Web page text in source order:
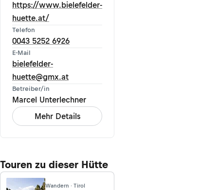
https://www.bielefelder-
huette.at/
Telefon
0043 5252 6926
E-Mail
bielefelder-
huette@gmx.at
Betreiber/in
Marcel Unterlechner
Mehr Details
Touren zu dieser Hütte
Wandern · Tirol